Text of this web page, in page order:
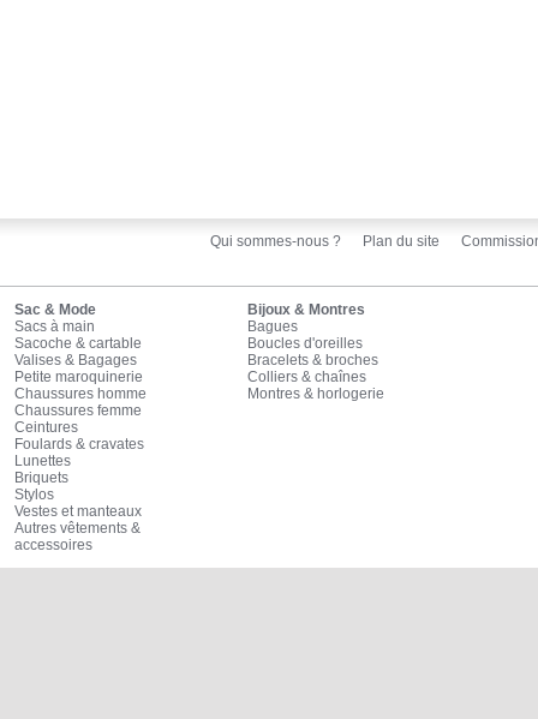
Qui sommes-nous ? Plan du site
Sac & Mode
Sacs à main
Sacoche & cartable
Valises & Bagages
Petite maroquinerie
Chaussures homme
Chaussures femme
Ceintures
Foulards & cravates
Lunettes
Briquets
Stylos
Vestes et manteaux
Autres vêtements &
accessoires
Bijoux & Montres
Bagues
Boucles d'oreilles
Bracelets & broches
Colliers & chaînes
Montres & horlogerie